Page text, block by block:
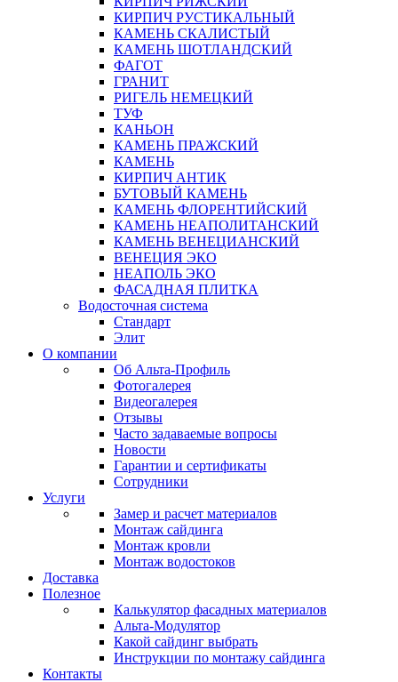
КИРПИЧ РУСТИКАЛЬНЫЙ
КАМЕНЬ СКАЛИСТЫЙ
КАМЕНЬ ШОТЛАНДСКИЙ
ФАГОТ
ГРАНИТ
РИГЕЛЬ НЕМЕЦКИЙ
ТУФ
КАНЬОН
КАМЕНЬ ПРАЖСКИЙ
КАМЕНЬ
КИРПИЧ АНТИК
БУТОВЫЙ КАМЕНЬ
КАМЕНЬ ФЛОРЕНТИЙСКИЙ
КАМЕНЬ НЕАПОЛИТАНСКИЙ
КАМЕНЬ ВЕНЕЦИАНСКИЙ
ВЕНЕЦИЯ ЭКО
НЕАПОЛЬ ЭКО
ФАСАДНАЯ ПЛИТКА
Водосточная система
Стандарт
Элит
О компании
Об Альта-Профиль
Фотогалерея
Видеогалерея
Отзывы
Часто задаваемые вопросы
Новости
Гарантии и сертификаты
Сотрудники
Услуги
Замер и расчет материалов
Монтаж сайдинга
Монтаж кровли
Монтаж водостоков
Доставка
Полезное
Калькулятор фасадных материалов
Альта-Модулятор
Какой сайдинг выбрать
Инструкции по монтажу сайдинга
Контакты